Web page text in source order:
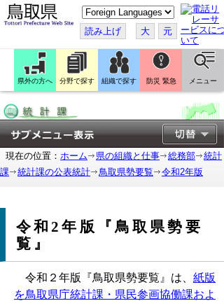
こ
の
ペ
ー
ジ
翻
訳
す
読み上げ 大 元
県外の方へ 分野で探す 組織で探す 防災 緊急 メニュー
現在の位置： ホーム 県の組織と仕事 総務部
統計
課
統計課の公表統計 鳥取県勢要覧 令和2年版
令和2年版『鳥取県勢要
覧』
令和２年版『鳥取県勢要覧』は、 紙版
を鳥取県庁統計課・県民参画協働課およ